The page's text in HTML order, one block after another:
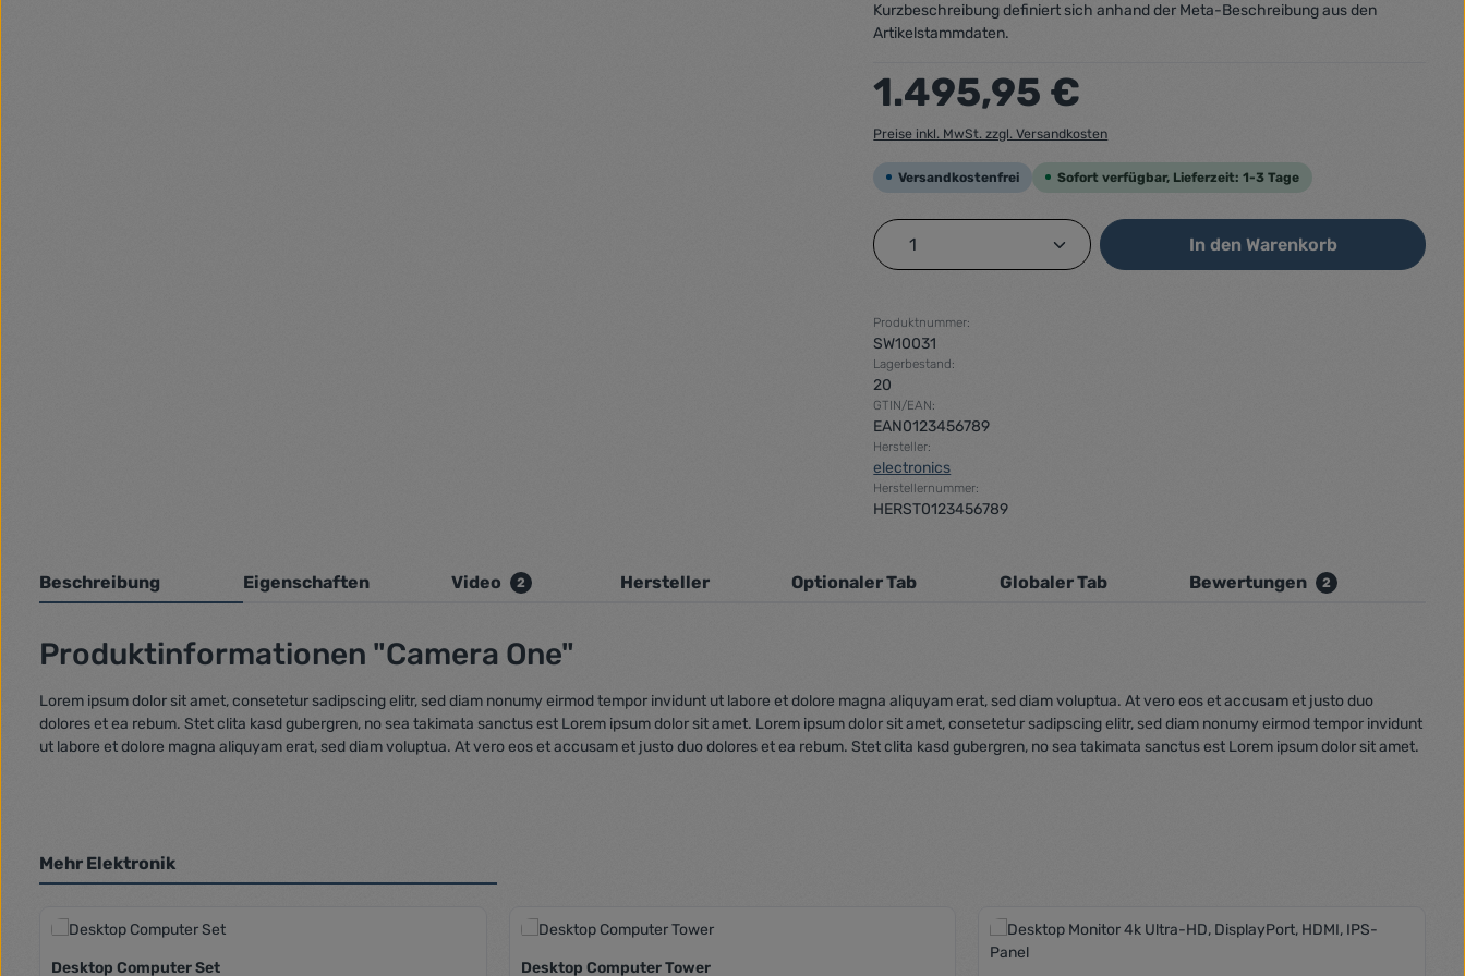
Kurzbeschreibung definiert sich anhand der Meta-Beschreibung aus den
Artikelstammdaten.
Regulärer Preis:
1.495,95 €
Preise inkl. MwSt. zzgl. Versandkosten
Versandkostenfrei Sofort verfügbar, Lieferzeit: 1-3 Tage
Produkt Anzahl: Gib den gewünschten Wert ein
In den Warenkorb
Produktnummer:
SW10031
Lagerbestand:
20
GTIN/EAN:
EAN0123456789
Hersteller:
electronics
Herstellernummer:
HERST0123456789
Beschreibung Eigenschaften Video 2 Hersteller Optionaler Tab Globaler Tab Bewertungen 2
Produktinformationen "Camera One"
Lorem ipsum dolor sit amet, consetetur sadipscing elitr, sed diam nonumy eirmod tempor invidunt ut labore et dolore magna aliquyam erat, sed diam voluptua. At vero eos et accusam et justo duo
dolores et ea rebum. Stet clita kasd gubergren, no sea takimata sanctus est Lorem ipsum dolor sit amet. Lorem ipsum dolor sit amet, consetetur sadipscing elitr, sed diam nonumy eirmod tempor invidunt
ut labore et dolore magna aliquyam erat, sed diam voluptua. At vero eos et accusam et justo duo dolores et ea rebum. Stet clita kasd gubergren, no sea takimata sanctus est Lorem ipsum dolor sit amet.
Mehr Elektronik
Produktgalerie überspringen
Desktop Computer Set
Desktop Computer Tower